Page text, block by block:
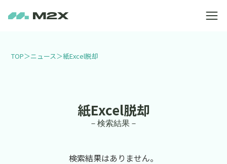
TOP＞ニュース＞紙Excel脱却
紙Excel脱却
－検索結果－
検索結果はありません。